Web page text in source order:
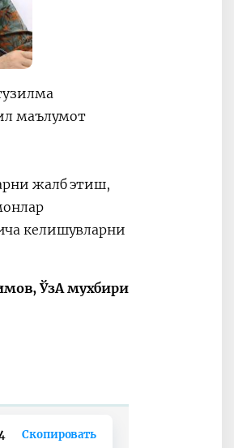
маълумот
жалб этиш,
келишувларни
ЎзА мухбири
Скопировать